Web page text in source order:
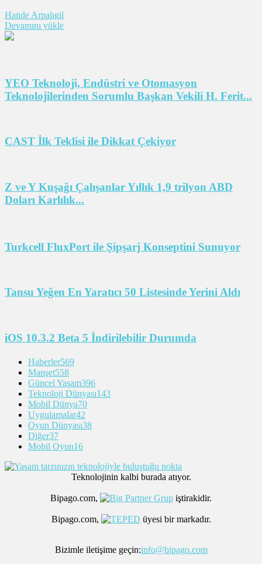
Hande Arpalıgil
Devamını yükle
YEO Teknoloji, Endüstri ve Otomasyon
Teknolojilerinden Sorumlu Başkan Vekili H. Ferit...
CAST İlk Teklisi ile Dikkat Çekiyor
Z ve Y Kuşağı Çalışanlar Yıllık 1,9 trilyon ABD
Doları Karlılık...
Turkcell FluxPort ile Şipşarj Konseptini Sunuyor
Tansu Yeğen En Yaratıcı 50 Listesinde Yerini Aldı
iOS 10.3.2 Beta 5 İndirilebilir Durumda
Haberler569
Manşet558
Güncel Yaşam396
Teknoloji Dünyası143
Mobil Dünya70
Uygulamalar42
Oyun Dünyası38
Diğer37
Mobil Oyun16
Teknolojinin kalbi burada atıyor.
Bipago.com, iştirakidir.
Bipago.com, üyesi bir markadır.
Bizimle iletişime geçin:info@bipago.com